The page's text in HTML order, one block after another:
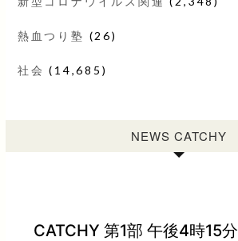
熱血つり塾 (26)
社会 (14,685)
NEWS CATCHY
CATCHY 第1部 午後4時15分